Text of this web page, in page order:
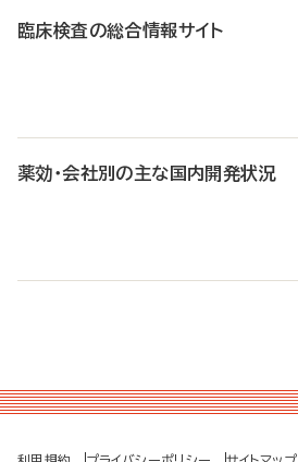
臨床検査の総合情報サイト
薬効・会社別の主な国内開発状況